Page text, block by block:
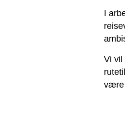
I
Vi vil
være